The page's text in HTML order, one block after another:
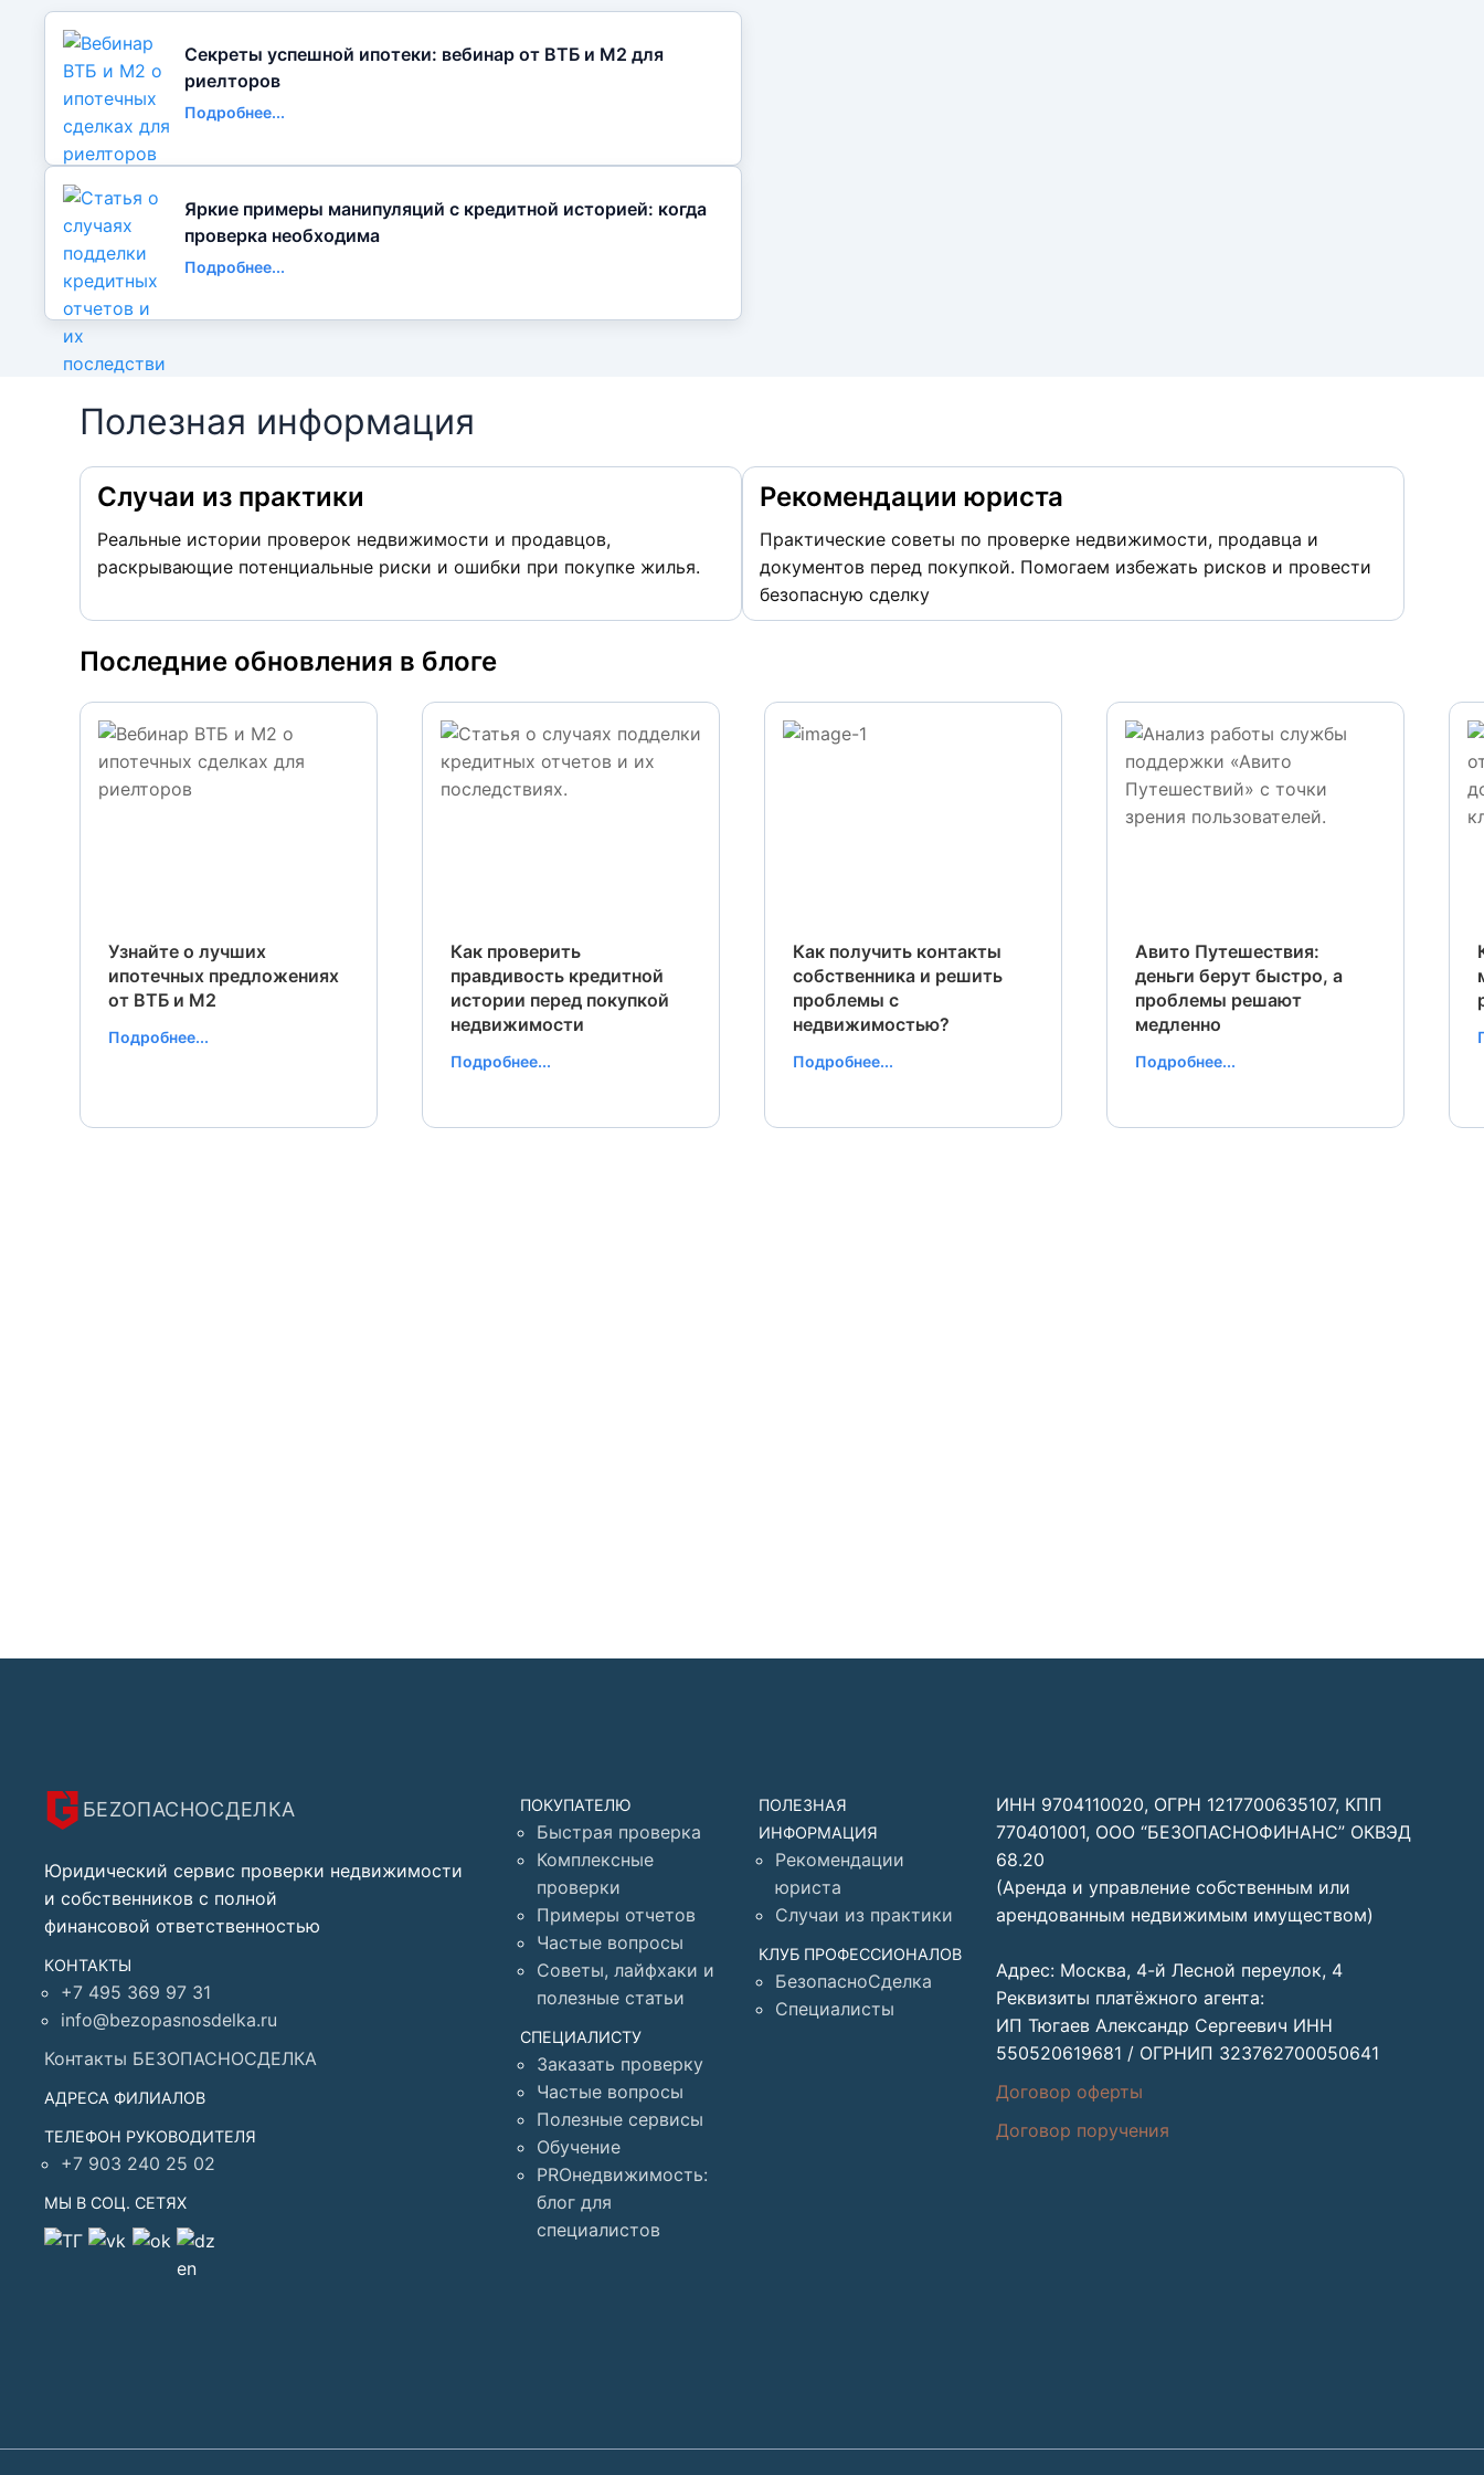
Секреты успешной ипотеки: вебинар от ВТБ и М2 для
риелторов
Подробнее...
Яркие примеры манипуляций с кредитной историей: когда
проверка необходима
Подробнее...
Полезная информация
Случаи из практики
Реальные истории проверок недвижимости и продавцов,
раскрывающие потенциальные риски и ошибки при покупке жилья.
Рекомендации юриста
Практические советы по проверке недвижимости, продавца и
документов перед покупкой. Помогаем избежать рисков и провести
безопасную сделку
Последние обновления в блоге
Узнайте о лучших
ипотечных предложениях
от ВТБ и М2
Подробнее...
Как проверить
правдивость кредитной
истории перед покупкой
недвижимости
Подробнее...
Как получить контакты
собственника и решить
проблемы с
недвижимостью?
Подробнее...
Авито Путешествия:
деньги берут быстро, а
проблемы решают
медленно
Подробнее...
БЕZОПАСНОСДЕЛКА
Юридический сервис проверки недвижимости
и собственников с полной
финансовой ответственностью
КОНТАКТЫ
+7 495 369 97 31
info@bezopasnosdelka.ru
Контакты БЕЗОПАСНОСДЕЛКА
АДРЕСА ФИЛИАЛОВ
ТЕЛЕФОН РУКОВОДИТЕЛЯ
+7 903 240 25 02
МЫ В СОЦ. СЕТЯХ
ПОКУПАТЕЛЮ
Быстрая проверка
Комплексные
проверки
Примеры отчетов
Частые вопросы
Советы, лайфхаки и
полезные статьи
СПЕЦИАЛИСТУ
Заказать проверку
Частые вопросы
Полезные сервисы
Обучение
PROнедвижимость:
блог для
специалистов
ПОЛЕЗНАЯ
ИНФОРМАЦИЯ
Рекомендации
юриста
Случаи из практики
КЛУБ ПРОФЕССИОНАЛОВ
БезопасноСделка
Специалисты
ИНН 9704110020, ОГРН 1217700635107, КПП
770401001, ООО “БЕЗОПАСНОФИНАНС” ОКВЭД
68.20
(Аренда и управление собственным или
арендованным недвижимым имуществом)
Адрес: Москва, 4-й Лесной переулок, 4
Реквизиты платёжного агента:
ИП Тюгаев Александр Сергеевич ИНН
550520619681 / ОГРНИП 323762700050641
Договор оферты
Договор поручения